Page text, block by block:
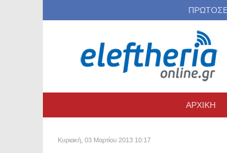
ΑΡΧΙΚΗ
Κυριακή, 03 Μαρτίου 2013 10:17